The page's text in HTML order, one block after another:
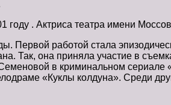
. Актриса театра имени
Первой работой стала
Так, она приняла участие в
в криминальном сериале
«Куклы колдуна». Среди